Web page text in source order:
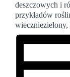
deszczowych i
przykładów